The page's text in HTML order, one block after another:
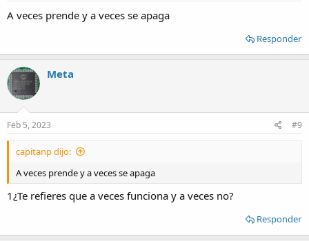
A veces prende y a veces se apaga
Responder
Meta
Feb 5, 2023 #9
capitanp dijo:
A veces prende y a veces se apaga
1¿Te refieres que a veces funciona y a veces no?
Responder